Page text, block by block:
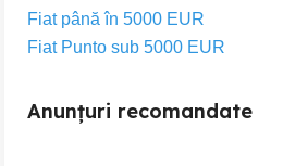
Fiat până în 5000 EUR
Fiat Punto sub 5000 EUR
Anunțuri recomandate